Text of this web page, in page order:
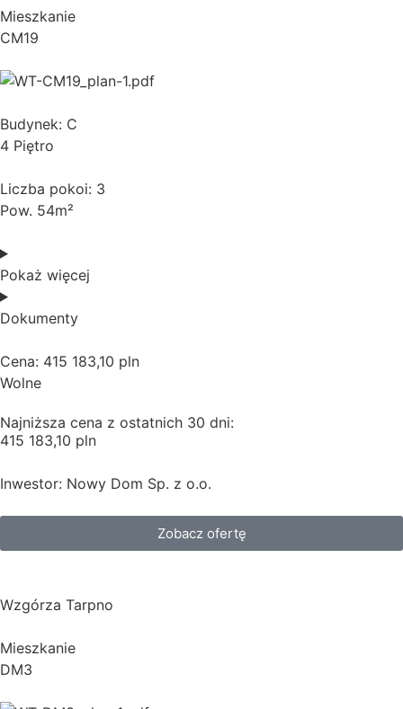
Mieszkanie
CM19
Budynek: C
4 Piętro
Liczba pokoi: 3
Pow. 54m²
Pokaż więcej
Dokumenty
Cena: 415 183,10 pln
Wolne
Najniższa cena z ostatnich 30 dni:
415 183,10 pln
Inwestor: Nowy Dom Sp. z o.o.
Zobacz ofertę
Wzgórza Tarpno
Mieszkanie
DM3